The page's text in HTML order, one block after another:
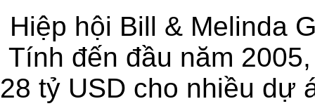
Hiệp hội Bill & Melinda
Tính đến đầu năm
28 tỷ USD cho nhiều dự